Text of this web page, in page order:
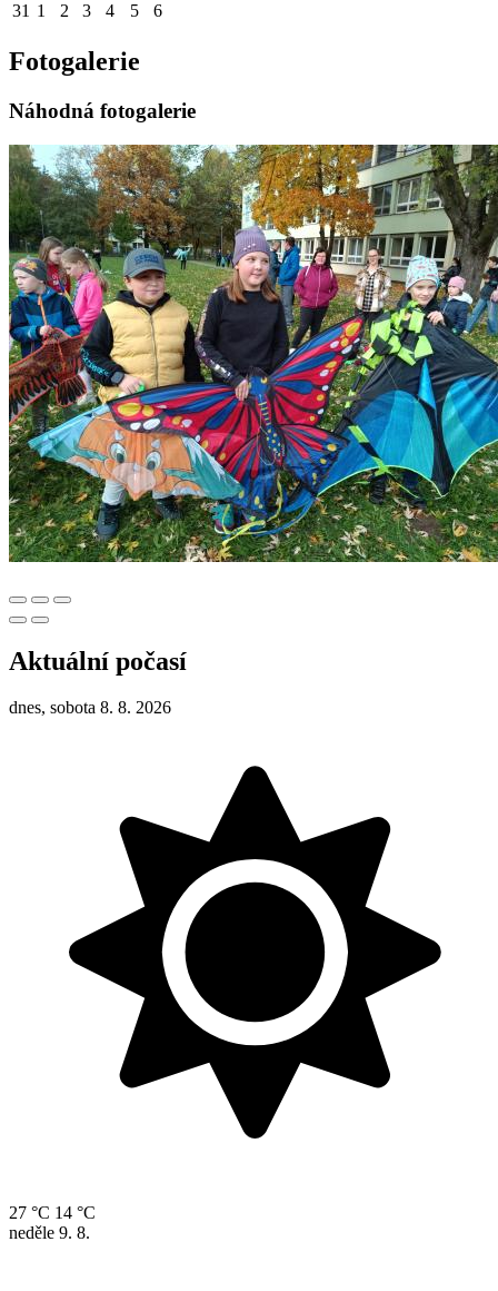
31 1 2 3 4 5 6
Fotogalerie
Náhodná fotogalerie
Aktuální počasí
dnes, sobota 8. 8. 2026
27 °C 14 °C
neděle 9. 8.